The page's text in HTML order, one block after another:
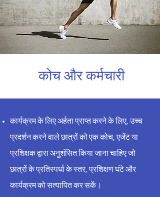
कोच और कर्मचारी
कार्यक्रम के लिए अर्हता प्राप्त करने के लिए, उच्च
प्रदर्शन करने वाले छात्रों को एक कोच, एजेंट या
प्रशिक्षक द्वारा अनुशंसित किया जाना चाहिए जो
छात्रों के प्रतिस्पर्धा के स्तर, प्रशिक्षण घंटे और
कार्यक्रम को सत्यापित कर सकें।